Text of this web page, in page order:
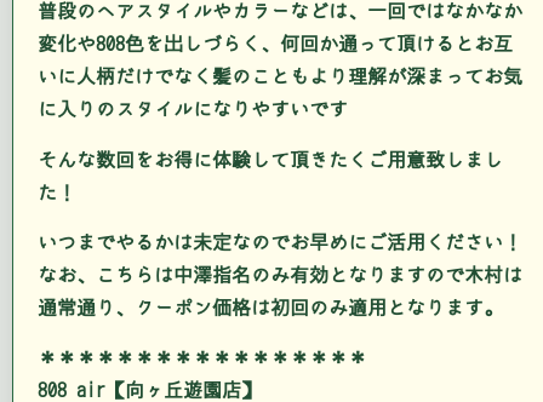
普段のヘアスタイルやカラーなどは、一回ではなかなか
変化や808色を出しづらく、何回か通って頂けるとお互
いに人柄だけでなく髪のこともより理解が深まってお気
に入りのスタイルになりやすいです
そんな数回をお得に体験して頂きたくご用意致しまし
た！
いつまでやるかは未定なのでお早めにご活用ください！
なお、こちらは中澤指名のみ有効となりますので木村は
通常通り、クーポン価格は初回のみ適用となります。
＊＊＊＊＊＊＊＊＊＊＊＊＊＊＊＊＊
808 air【向ヶ丘遊園店】